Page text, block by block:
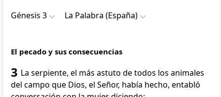
Génesis 3 La Palabra (España)
El pecado y sus consecuencias
3 La serpiente, el más astuto de todos los animales
del campo que Dios, el Señor, había hecho, entabló